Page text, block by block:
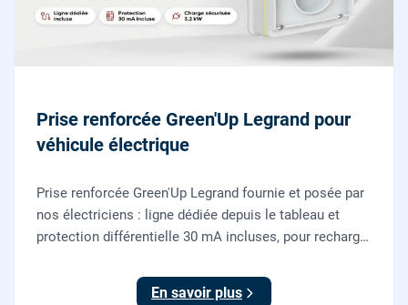
Prise renforcée Green'Up Legrand pour
véhicule électrique
Prise renforcée Green'Up Legrand fournie et posée par
nos électriciens : ligne dédiée depuis le tableau et
protection différentielle 30 mA incluses, pour recharger
En savoir plus